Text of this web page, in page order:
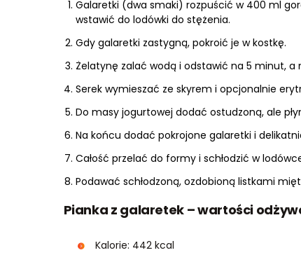
Galaretki (dwa smaki) rozpuścić w 400 ml
wstawić do lodówki do stężenia.
Gdy galaretki zastygną, pokroić je w kostkę.
Żelatynę zalać wodą i odstawić na 5 minut,
Serek wymieszać ze skyrem i opcjonalnie
Do masy jogurtowej dodać ostudzoną, ale
Na końcu dodać pokrojone galaretki i
Całość przelać do formy i schłodzić w
Podawać schłodzoną, ozdobioną listkami
Pianka z galaretek – wartości
Kalorie: 442 kcal